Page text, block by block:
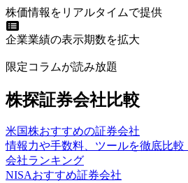
株価情報をリアルタイムで提供
企業業績の表示期数を拡大
限定コラムが読み放題
株探証券会社比較
米国株おすすめの証券会社
情報力や手数料、ツールを徹底比
会社ランキング
NISAおすすめ証券会社